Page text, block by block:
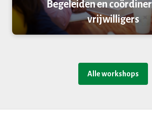
Begeleiden en
vrijwilligers
Alle workshops